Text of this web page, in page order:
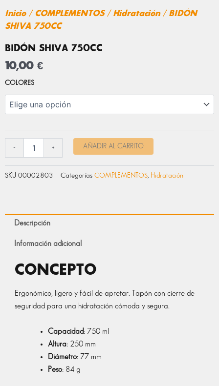
Inicio/ COMPLEMENTOS/ Hidratación/ BIDÓN
SHIVA 750CC
BIDÓN SHIVA 750CC
10,00 €
COLORES
-
BIDÓN
cantidad
+ AÑADIR AL CARRITO
SKU 00002803 Categorías COMPLEMENTOS Hidratación
Descripción
Información adicional
CONCEPTO
Ergonómico, ligero y fácil de apretar. Tapón con cierre de
seguridad para una hidratación cómoda y segura.
Capacidad: 750 ml
Altura: 250 mm
Diámetro: 77 mm
Peso: 84 g